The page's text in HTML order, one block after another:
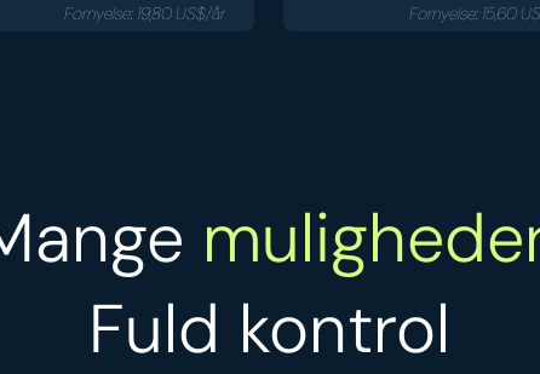
Fornyelse: 19,80 US$/år Fornyelse: 15,60
Fuld kontrol